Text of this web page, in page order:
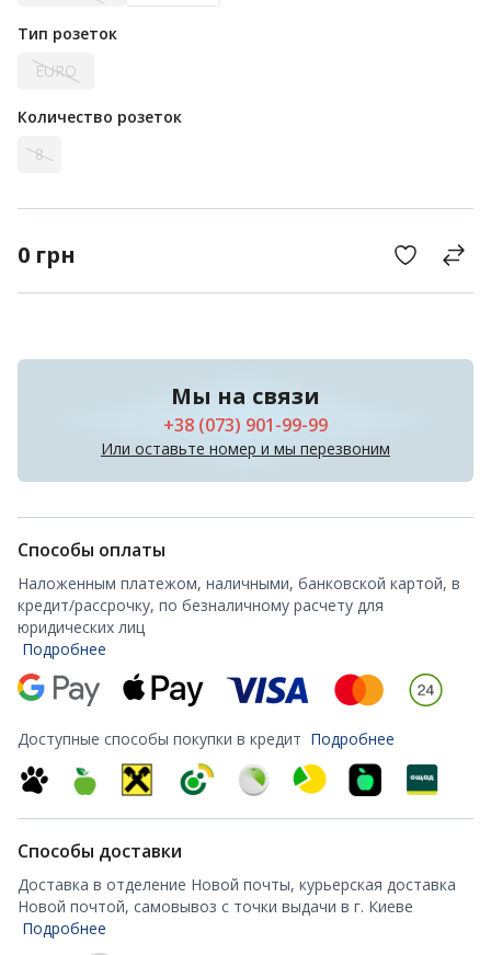
Тип розеток
EURO
Количество розеток
8
0 грн
Мы на связи
+38 (073) 901-99-99
Или оставьте номер и мы перезвоним
Способы оплаты
Наложенным платежом, наличными, банковской картой, в
кредит/рассрочку, по безналичному расчету для
юридических лиц
Подробнее
Доступные способы покупки в кредит Подробнее
Способы доставки
Доставка в отделение Новой почты, курьерская доставка
Новой почтой, самовывоз с точки выдачи в г. Киеве
Подробнее